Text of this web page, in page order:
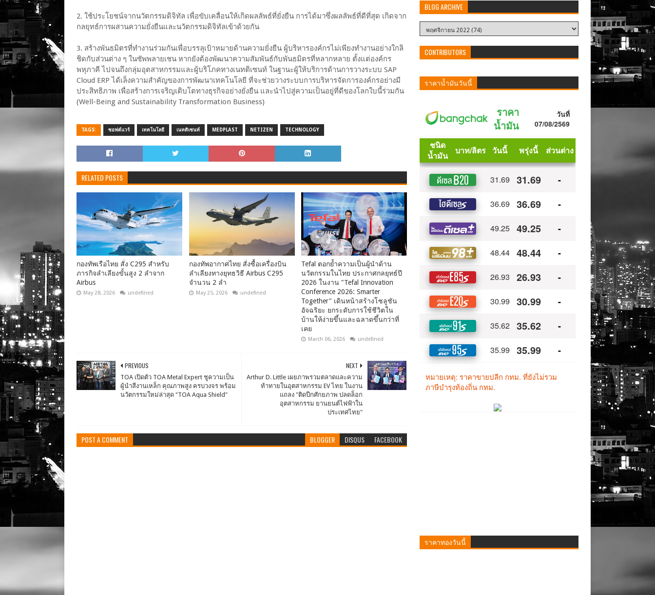
2. ใช้ประโยชน์จากนวัตกรรมดิจิทัล เพื่อขับเคลื่อนให้เกิดผลลัพธ์ที่ยั่งยืน การได้มาซึ่งผลลัพธ์ที่ดีที่สุด เกิดจาก
กลยุทธ์การผสานความยั่งยืนและนวัตกรรมดิจิทัลเข้าด้วยกัน
3. สร้างพันธมิตรที่ทำงานร่วมกันเพื่อบรรลุเป้าหมายด้านความยั่งยืน ผู้บริหารองค์กรไม่เพียงทำงานอย่างใกลิ
ชิดกับส่วนต่าง ๆ ในซัพพลายเชน หากยังต้องพัฒนาความสัมพันธ์กับพันธมิตรที่หลากหลาย ตั้งแต่องค์กร
พหุภาคี ไปจนถึงกลุ่มอุตสาหกรรมและผู้บริโภคทางเนทติเซนท์ ในฐานะผู้ให้บริการด้านการวางระบบ SAP
Cloud ERP ได้เล็งความสำคัญของการพัฒนาเทคโนโลยี ที่จะช่วยวางระบบการบริหารจัดการองค์กรอย่างมี
ประสิทธิภาพ เพื่อสร้างการเจริญเติบโตทางธุรกิจอย่างยั่งยืน และนำไปสู่ความเป็นอยู่ที่ดีของโลกใบนี้ร่วมกัน
(Well-Being and Sustainability Transformation Business)
TAGS: ซอฟต์แวร์ เทคโนโลยี เนทติเซนท์ MEDPLAST NETIZEN TECHNOLOGY
RELATED POSTS
กองทัพเรือไทย สั่ง C295 สำหรับ
ภารกิจลำเลียงขั้นสูง 2 ลำจาก
Airbus
May 28, 2026 undefined
กองทัพอากาศไทย สั่งซื้อเครื่องบิน
ลำเลียงทางยุทธวิธี Airbus C295
จำนวน 2 ลำ
May 25, 2026 undefined
Tefal ตอกย้ำความเป็นผู้นำด้าน
นวัตกรรมในไทย ประกาศกลยุทธ์ปี
2026 ในงาน "Tefal Innovation
Conference 2026: Smarter
Together" เดินหน้าสร้างโซลูชัน
อัจฉริยะ ยกระดับการใช้ชีวิตใน
บ้านให้ง่ายขึ้นและฉลาดขึ้นกว่าที่
เคย
March 06, 2026 undefined
NEXT
Arthur D. Little เผยภาพรวมตลาดและความ
ท้าทายในอุตสาหกรรม EV ไทย ในงาน
แถลง "ติดปีกศักยภาพ ปลดล็อก
อุตสาหกรรม ยานยนต์ไฟฟ้าใน
ประเทศไทย"
PREVIOUS
TOA เปิดตัว TOA Metal Expert ชูความเป็น
ผู้นำสีงานเหล็ก คุณภาพสูง ครบวงจร พร้อม
นวัตกรรมใหม่ล่าสุด "TOA Aqua Shield"
POST A COMMENT BLOGGER DISQUS FACEBOOK
BLOG ARCHIVE
CONTRIBUTORS
ราคาน้ำมันวันนี้
ราคาทองวันนี้